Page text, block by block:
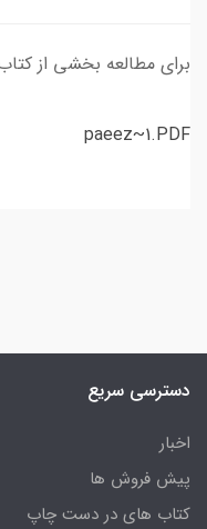
برای مطالعه بخشی از
paeez~1.PDF
دسترسی سریع
اخبار
پیش فروش ها
کتاب های در دست چاپ